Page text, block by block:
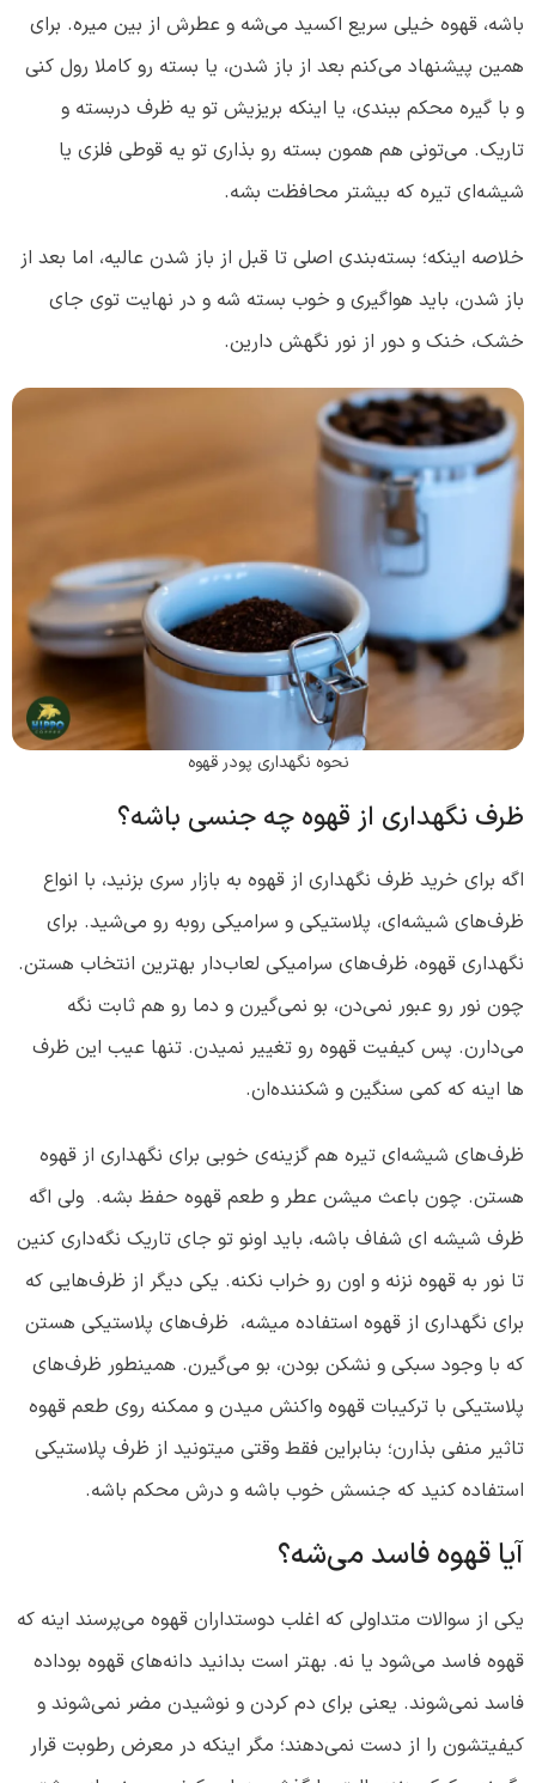
باشه، قهوه خیلی سریع اکسید می‌شه و عطرش از بین میره. برای
همین پیشنهاد می‌کنم بعد از باز شدن، یا بسته رو کاملا رول کنی
و با گیره محکم ببندی، یا اینکه بریزیش تو یه ظرف دربسته و
تاریک. می‌تونی هم همون بسته رو بذاری تو یه قوطی فلزی یا
شیشه‌ای تیره که بیشتر محافظت بشه.
خلاصه اینکه؛ بسته‌بندی اصلی تا قبل از باز شدن عالیه، اما بعد از
باز شدن، باید هواگیری و خوب بسته شه و در نهایت توی جای
خشک، خنک و دور از نور نگهش دارین.
نحوه نگهداری پودر قهوه
ظرف نگهداری از قهوه چه جنسی باشه؟
اگه برای خرید ظرف نگهداری از قهوه به بازار سری بزنید، با انواع
ظرف‌های شیشه‌ای، پلاستیکی و سرامیکی روبه رو می‌شید. برای
نگهداری قهوه، ظرف‌های سرامیکی لعاب‌دار بهترین انتخاب هستن.
چون نور رو عبور نمی‌دن، بو نمی‌گیرن و دما رو هم ثابت نگه
می‌دارن. پس کیفیت قهوه رو تغییر نمیدن. تنها عیب این ظرف
ها اینه که کمی سنگین و شکننده‌ان.
ظرف‌های شیشه‌ای‌ تیره هم گزینه‌ی خوبی برای نگهداری از قهوه
هستن. چون باعث میشن عطر و طعم قهوه حفظ بشه. ولی اگه
ظرف شیشه ای شفاف باشه، باید اونو تو جای تاریک نگه‌داری کنین
تا نور به قهوه نزنه و اون رو خراب نکنه. یکی دیگر از ظرف‌هایی که
برای نگهداری از قهوه استفاده میشه، ظرف‌های پلاستیکی هستن
که با وجود سبکی و نشکن بودن، بو می‌گیرن. همینطور ظرف‌های
پلاستیکی با ترکیبات قهوه واکنش میدن و ممکنه روی طعم قهوه
تاثیر منفی بذارن؛ بنابراین فقط وقتی میتونید از ظرف پلاستیکی
استفاده کنید که جنسش خوب باشه و درش محکم باشه.
آیا قهوه فاسد می‌شه؟
یکی از سوالات متداولی که اغلب دوستداران قهوه می‌پرسند اینه که
قهوه فاسد می‌شود یا نه. بهتر است بدانید دانه‌های قهوه بوداده
فاسد نمی‌شوند. یعنی برای دم کردن و نوشیدن مضر نمی‌شوند و
کیفیتشون را از دست نمی‌دهند؛ مگر اینکه در معرض رطوبت قرار